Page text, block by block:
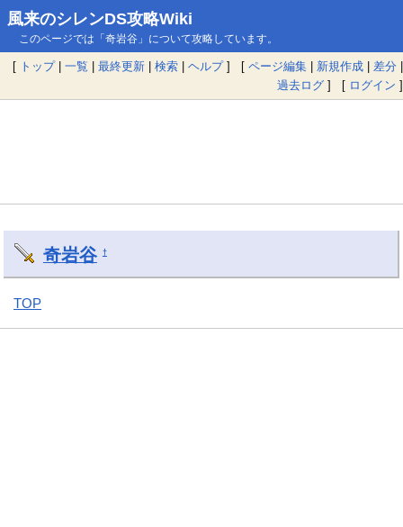
風来のシレンDS攻略Wiki
このページでは「奇岩谷」について攻略しています。
[ トップ| 一覧 | 最終更新 | 検索 | ヘルプ] [ ページ編集 | 新規作成 | 差分 |
過去ログ ] [ ログイン ]
奇岩谷 †
TOP